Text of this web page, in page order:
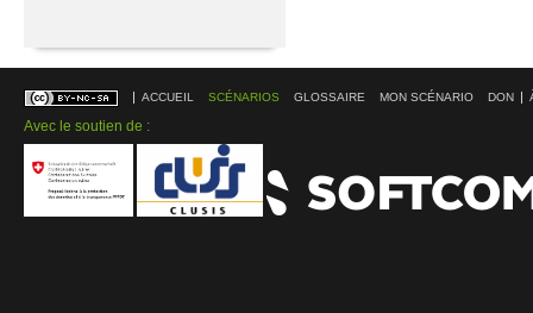
ACCUEIL SCÉNARIOS GLOSSAIRE MON SCÉNARIO DON
Avec le soutien de :